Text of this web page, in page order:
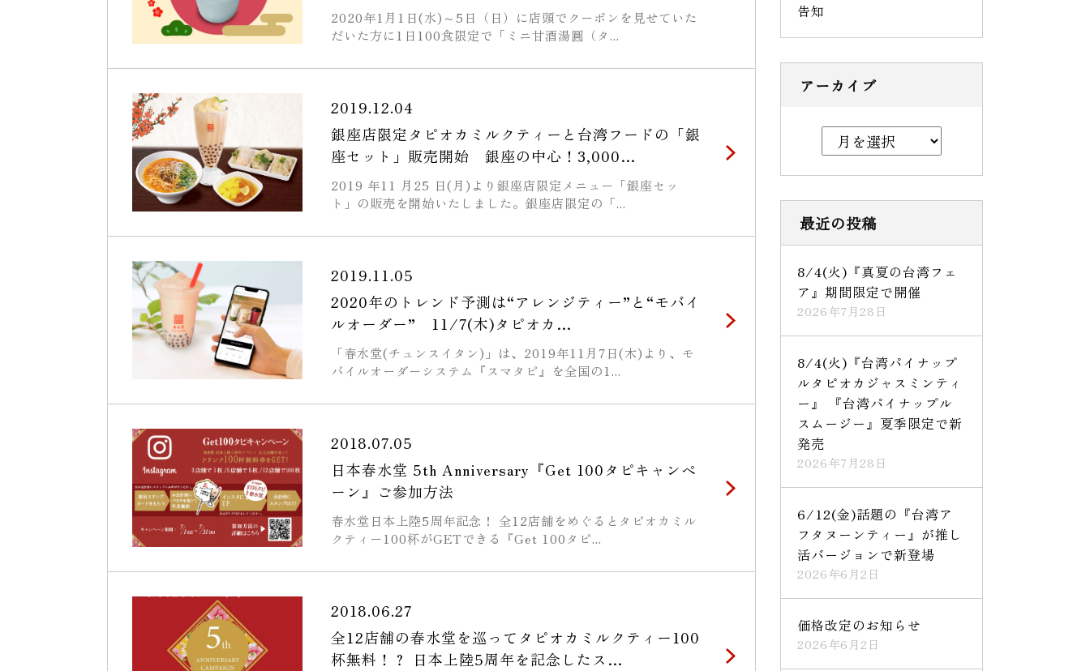
2020年1月1日(水)～5日（日）に店頭でクーポンを見せていた
だいた方に1日100食限定で「ミニ甘酒湯圓（タ...
2019.12.04
銀座店限定タピオカミルクティーと台湾フードの「銀
座セット」販売開始 銀座の中心！3,000…
2019 年11 月25 日(月)より銀座店限定メニュー「銀座セッ
ト」の販売を開始いたしました。銀座店限定の「...
2019.11.05
2020年のトレンド予測は“アレンジティー”と“モバイ
ルオーダー” 11/7(木)タピオカ…
「春水堂(チュンスイタン)」は、2019年11月7日(木)より、モ
バイルオーダーシステム『スマタピ』を全国の1...
2018.07.05
日本春水堂 5th Anniversary『Get 100タピキャンペ
ーン』ご参加方法
春水堂日本上陸5周年記念！ 全12店舗をめぐるとタピオカミル
クティー100杯がGETできる『Get 100タピ...
2018.06.27
全12店舗の春水堂を巡ってタピオカミルクティー100
杯無料！？ 日本上陸5周年を記念したス…
告知
アーカイブ
最近の投稿
8/4(火)『真夏の台湾フェ
ア』期間限定で開催
2026年7月28日
8/4(火)『台湾パイナップ
ルタピオカジャスミンティ
ー』 『台湾パイナップル
スムージー』夏季限定で新
発売
2026年7月28日
6/12(金)話題の『台湾ア
フタヌーンティー』が推し
活バージョンで新登場
2026年6月2日
価格改定のお知らせ
2026年6月2日